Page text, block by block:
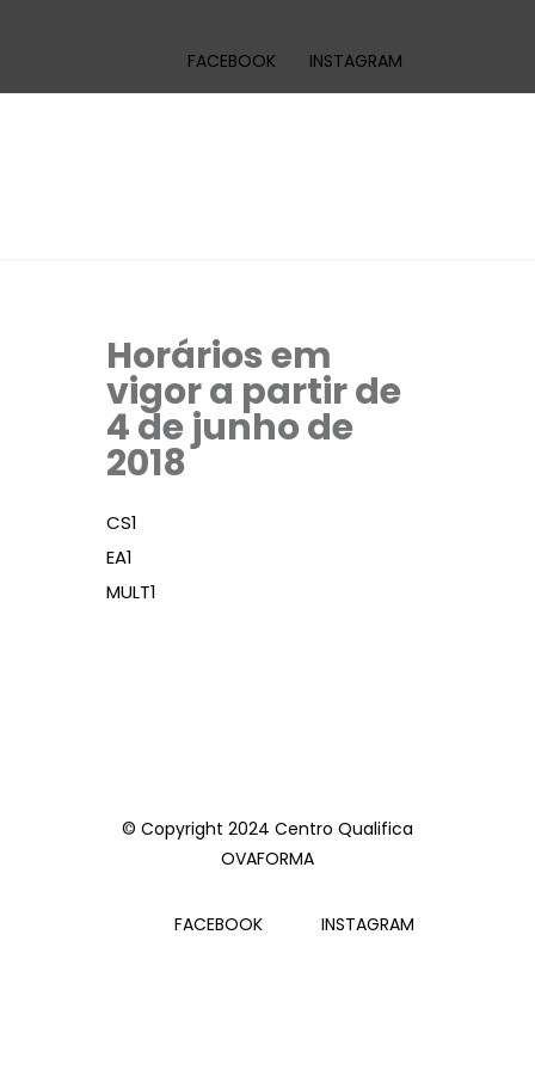
FACEBOOK INSTAGRAM
Horários em
vigor a partir de
4 de junho de
2018
CS1
EA1
MULT1
© Copyright 2024 Centro Qualifica
OVAFORMA
FACEBOOK INSTAGRAM